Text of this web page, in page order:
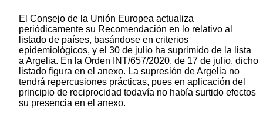
El Consejo de la Unión Europea actualiza
periódicamente su Recomendación en lo relativo al
listado de países, basándose en criterios
epidemiológicos, y el 30 de julio ha suprimido de la lista
a Argelia. En la Orden INT/657/2020, de 17 de julio, dicho
listado figura en el anexo. La supresión de Argelia no
tendrá repercusiones prácticas, pues en aplicación del
principio de reciprocidad todavía no había surtido efectos
su presencia en el anexo.